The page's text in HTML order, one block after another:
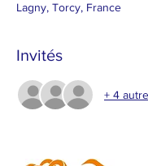
Lagny, Torcy, France
Invités
+ 4